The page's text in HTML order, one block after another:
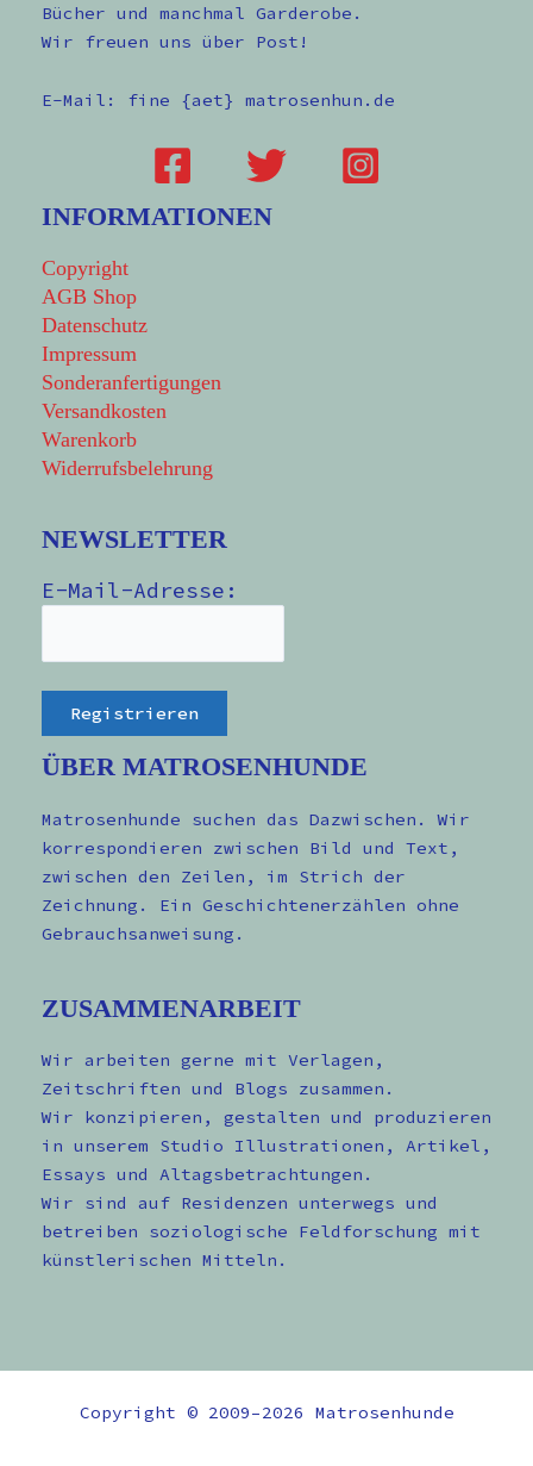
Bücher und manchmal Garderobe.
Wir freuen uns über Post!
E-Mail: fine {aet} matrosenhun.de
INFORMATIONEN
Copyright
AGB Shop
Datenschutz
Impressum
Sonderanfertigungen
Versandkosten
Warenkorb
Widerrufsbelehrung
NEWSLETTER
E-Mail-Adresse:
ÜBER MATROSENHUNDE
Matrosenhunde suchen das Dazwischen. Wir
korrespondieren zwischen Bild und Text,
zwischen den Zeilen, im Strich der
Zeichnung. Ein Geschichtenerzählen ohne
Gebrauchsanweisung.
ZUSAMMENARBEIT
Wir arbeiten gerne mit Verlagen,
Zeitschriften und Blogs zusammen.
Wir konzipieren, gestalten und produzieren
in unserem Studio Illustrationen, Artikel,
Essays und Altagsbetrachtungen.
Wir sind auf Residenzen unterwegs und
betreiben soziologische Feldforschung mit
künstlerischen Mitteln.
Copyright © 2009–2026 Matrosenhunde